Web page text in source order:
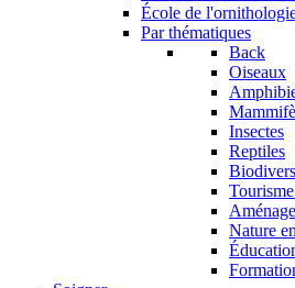
École de
Par thématiques
Back
Oiseaux
Insectes
Reptiles
Nature